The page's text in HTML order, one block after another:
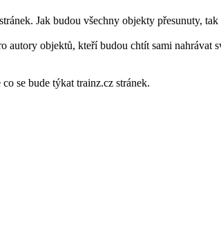
Jak budou všechny objekty přesunuty,
autory objektů, kteří budou chtít sami nahrávat
se bude týkat trainz.cz stránek.